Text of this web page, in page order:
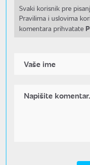
Svaki korisnik pre
Pravilima i uslovima
komentara prihvatate